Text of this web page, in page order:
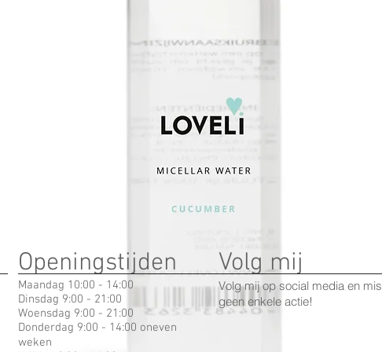
Openingstijden
Maandag 10:00 - 14:00
Dinsdag 9:00 - 21:00
Woensdag 9:00 - 21:00
Donderdag 9:00 - 14:00 oneven
weken
Volg mij
Volg mij op social media en mis
geen enkele actie!